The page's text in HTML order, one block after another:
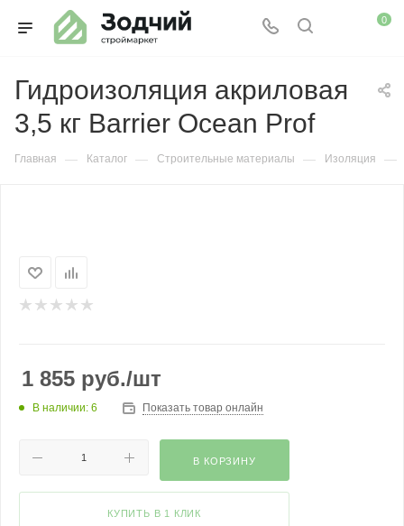
0
Гидроизоляция акриловая
3,5 кг Barrier Ocean Prof
Главная — Каталог — Строительные материалы — Изоляция —
1 855 руб./шт
В наличии: 6 Показать товар онлайн
В КОРЗИНУ
КУПИТЬ В 1 КЛИК